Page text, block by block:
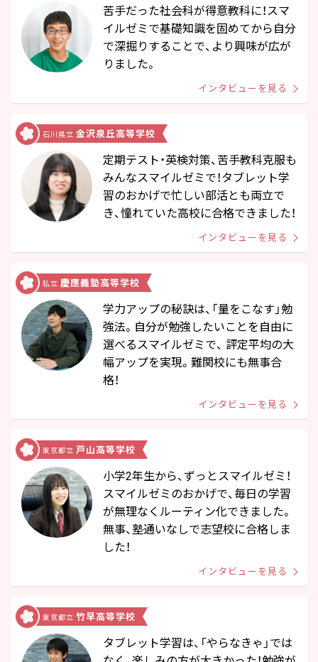
苦手だった社会科が得意教科に！スマ
イルゼミで基礎知識を固めてから自分
で深掘りすることで、より興味が広が
りました。
インタビューを見る
石川県立 金沢泉丘高等学校
定期テスト・英検対策、苦手教科克服も
みんなスマイルゼミで！タブレット学
習のおかげで忙しい部活とも両立で
き、憧れていた高校に合格できました！
インタビューを見る
私立 慶應義塾高等学校
学力アップの秘訣は、「量をこなす」勉
強法。自分が勉強したいことを自由に
選べるスマイルゼミで、 評定平均の大
幅アップを実現。難関校にも無事合
格！
インタビューを見る
東京都立 戸山高等学校
小学2年生から、ずっとスマイルゼミ！
スマイルゼミのおかげで、毎日の学習
が無理なくルーティン化できました。
無事、塾通いなしで志望校に合格しま
した！
インタビューを見る
東京都立 竹早高等学校
タブレット学習は、「やらなきゃ」では